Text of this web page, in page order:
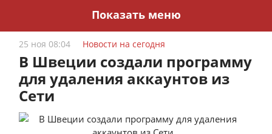
Показать меню
25 ноя 08:04 Новости на сегодня
В Швеции создали программу
для удаления аккаунтов из
Сети